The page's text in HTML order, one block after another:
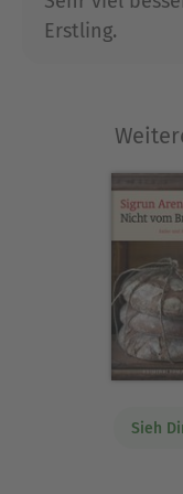
Erstling.
Sieh